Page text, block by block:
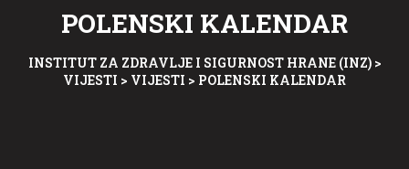
POLENSKI KALENDAR
INSTITUT ZA ZDRAVLJE I SIGURNOST HRANE (INZ)>
VIJESTI > VIJESTI > POLENSKI KALENDAR